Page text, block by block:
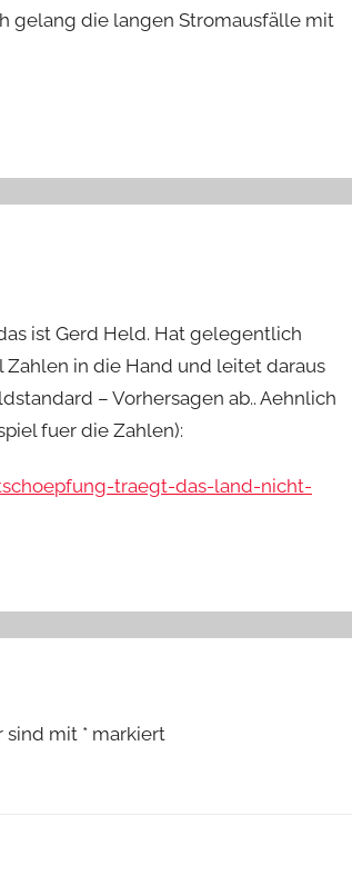
gelang die langen Stromausfälle mit
ist Gerd Held. Hat gelegentlich
in die Hand und leitet daraus
– Vorhersagen ab.. Aehnlich
fuer die Zahlen):
traegt-das-land-nicht-
sind mit * markiert